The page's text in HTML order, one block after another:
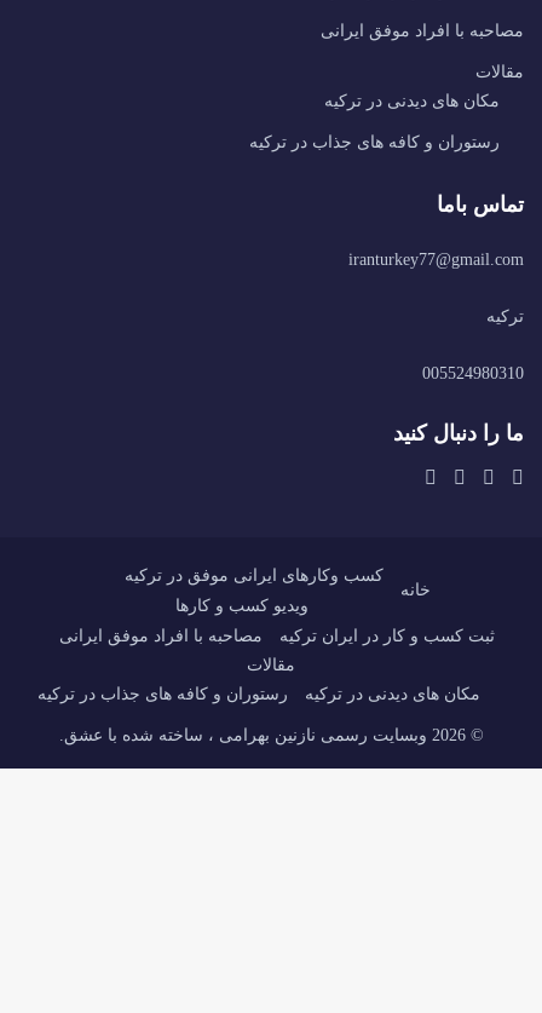
مصاحبه با افراد موفق ایرانی
مقالات
مکان های دیدنی در ترکیه
رستوران و کافه های جذاب در ترکیه
تماس باما
iranturkey77@gmail.com
ترکیه
005524980310
ما را دنبال کنید
خانه
کسب وکارهای ایرانی موفق در ترکیه
ویدیو کسب و کارها
ثبت کسب و کار در ایران ترکیه
مصاحبه با افراد موفق ایرانی
مقالات
مکان های دیدنی در ترکیه
رستوران و کافه های جذاب در ترکیه
© 2026 وبسایت رسمی نازنین بهرامی ، ساخته شده با عشق.